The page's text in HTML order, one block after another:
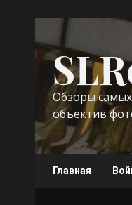
к
содержимому
Обзоры
объектив
Главная